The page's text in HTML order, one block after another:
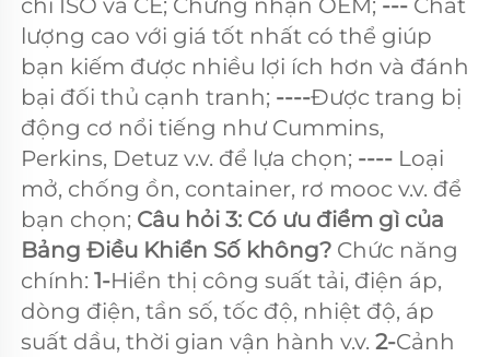
chỉ ISO và CE; Chứng nhận OEM; --- Chất
lượng cao với giá tốt nhất có thể giúp
bạn kiếm được nhiều lợi ích hơn và đánh
bại đối thủ cạnh tranh; ----Được trang bị
động cơ nổi tiếng như Cummins,
Perkins, Detuz v.v. để lựa chọn; ---- Loại
mở, chống ồn, container, rơ mooc v.v. để
bạn chọn; Câu hỏi 3: Có ưu điểm gì của
Bảng Điều Khiển Số không? Chức năng
chính: 1-Hiển thị công suất tải, điện áp,
dòng điện, tần số, tốc độ, nhiệt độ, áp
suất dầu, thời gian vận hành v.v. 2-Cảnh